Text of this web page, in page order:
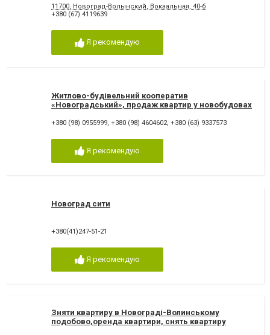
11700, Новоград-Волынский, Вокзальная, 40-б
+380 (67) 4119639
Я рекомендую
Житлово-будівельний кооператив
«Новоградський», продаж квартир у новобудовах
+380 (98) 0955999, +380 (98) 4604602, +380 (63) 9337573
Я рекомендую
Новоград сити
+380(41)247-51-21
Я рекомендую
Зняти квартиру в Новограді-Волинському
подобово,оренда квартири, снять квартиру